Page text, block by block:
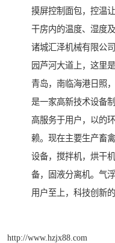
摸屏控制面包，控温
干房内的温度、湿度
诸城汇泽机械有限公
园芦河大道上，这里
青岛，南临海港日照
是一家高新技术设备
高服务于用户，以的
赖。现在主要生产畜
设备，搅拌机，烘干
备，固液分离机。气
用户至上，科技创新的
http://www.hzjx88.com